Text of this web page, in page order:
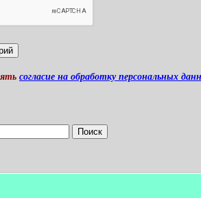
согласие на обработку персональных